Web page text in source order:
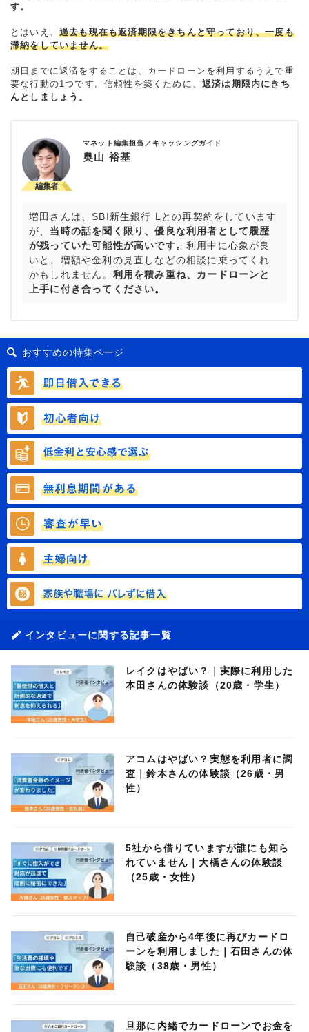
す。
とはいえ、 過去も現在も返済期限をきちんと守っており、一度も
滞納をしていません。
期日までに返済をすることは、カードローンを利用するうえで重
要な行動の1つです。信頼性を築くために、 返済は期限内にきち
んとしましょう。
マネット編集担当／キャッシングガイド
奥山 裕基
増田さんは、SBI新生銀行 Lとの再契約をしています
が、 当時の話を聞く限り、優良な利用者として履歴
が残っていた可能性が高いです。 利用中に心象が良
いと、増額や金利の見直しなどの相談に乗ってくれ
かもしれません。 利用を積み重ね、カードローンと
上手に付き合ってください。
おすすめの特集ページ
インタビューに関する記事一覧
レイクはやばい？｜実際に利用した
本田さんの体験談（20歳・学生）
アコムはやばい？実態を利用者に調
査｜鈴木さんの体験談（26歳・男
性）
5社から借りていますが誰にも知ら
れていません｜大橋さんの体験談
（25歳・女性）
自己破産から4年後に再びカードロ
ーンを利用しました｜石田さんの体
験談（38歳・男性）
旦那に内緒でカードローンでお金を